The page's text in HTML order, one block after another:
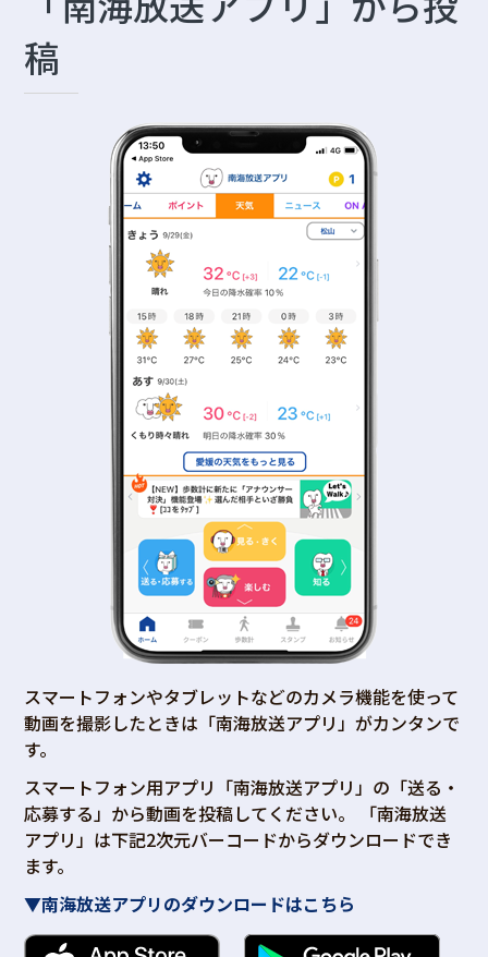
稿
スマートフォンやタブレットなどのカメラ機能を使って
動画を撮影したときは「南海放送アプリ」がカンタンで
す。
スマートフォン用アプリ「南海放送アプリ」の「送る・
応募する」から動画を投稿してください。 「南海放送
アプリ」は下記2次元バーコードからダウンロードでき
ます。
▼南海放送アプリのダウンロードはこちら